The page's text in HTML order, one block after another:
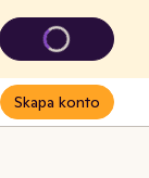
Skapa konto